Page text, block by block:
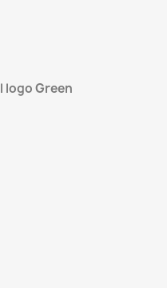
logo Green